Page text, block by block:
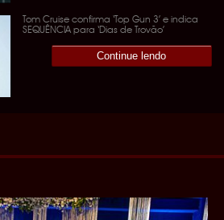
Tom Cruise confirma ‘Top Gun 3’ e indica
SEQUÊNCIA para ‘Dias de Trovão’
Continue lendo